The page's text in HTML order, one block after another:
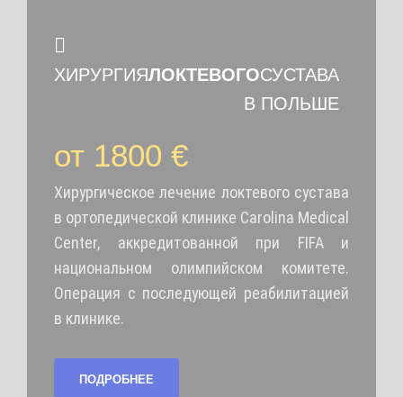
ХИРУРГИЯЛОКТЕВОГОСУСТАВА
В ПОЛЬШЕ
от 1800 €
Хирургическое лечение локтевого сустава
в ортопедической клинике Carolina Medical
Center, аккредитованной при FIFA и
национальном олимпийском комитете.
Операция с последующей реабилитацией
в клинике.
ПОДРОБНЕЕ